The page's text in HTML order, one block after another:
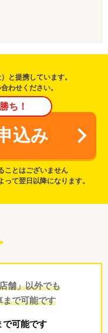
と提携しています。
わせください。
ち！
込み
ことはございません
て翌日以降になります。
舗」以外でも
まで可能です
で可能です